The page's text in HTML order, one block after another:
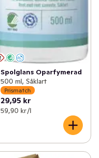
Spolglans Oparfymerad
500 ml, Såklart
Prismatch
29,95 kr
59,90 kr /l